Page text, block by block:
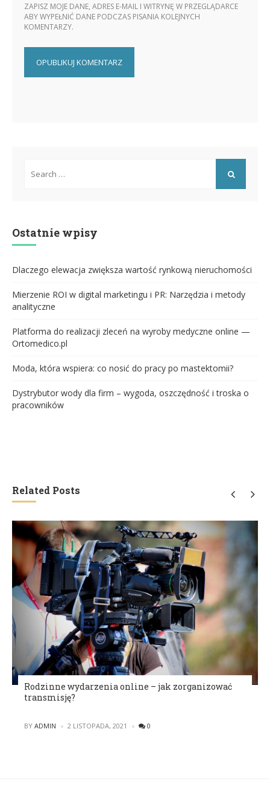
ZAPISZ MOJE DANE, ADRES E-MAIL I WITRYNĘ W PRZEGLĄDARCE
ABY WYPEŁNIĆ DANE PODCZAS PISANIA KOLEJNYCH
KOMENTARZY.
for:
Ostatnie wpisy
Dlaczego elewacja zwiększa wartość rynkową nieruchomości
Mierzenie ROI w digital marketingu i PR: Narzędzia i metody
analityczne
Platforma do realizacji zleceń na wyroby medyczne online —
Ortomedico.pl
Moda, która wspiera: co nosić do pracy po mastektomii?
Dystrybutor wody dla firm – wygoda, oszczędność i troska o
pracowników
Related Posts
Rodzinne wydarzenia online – jak zorganizować
transmisję?
POSTED
BY ADMIN 2 LISTOPADA, 2021 0